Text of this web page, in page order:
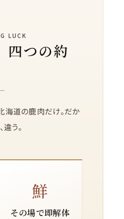
LUCK
四つの約
海道の鹿肉だけ。だか
違う。
鮮
その場で即解体